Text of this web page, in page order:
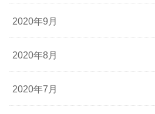
2020年9月
2020年8月
2020年7月